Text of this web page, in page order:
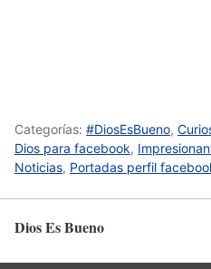
Categorías: #DiosEsBueno,
Dios para facebook,
Noticias, Portadas perfil
Dios Es Bueno